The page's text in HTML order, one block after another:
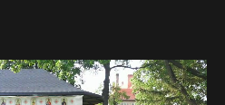
de la Mănăstirea Bogdana a
de Carte Veche